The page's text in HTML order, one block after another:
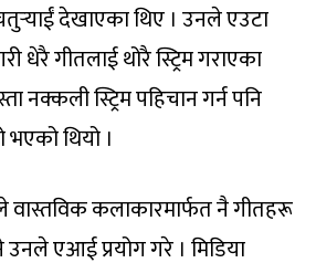
देखाएका थिए । उनले एउटा
धेरै गीतलाई थोरै स्ट्रिम गराएका
नक्कली स्ट्रिम पहिचान गर्न पनि
भएको थियो ।
वास्तविक कलाकारमार्फत नै गीतहरू
एआई प्रयोग गरे । मिडिया